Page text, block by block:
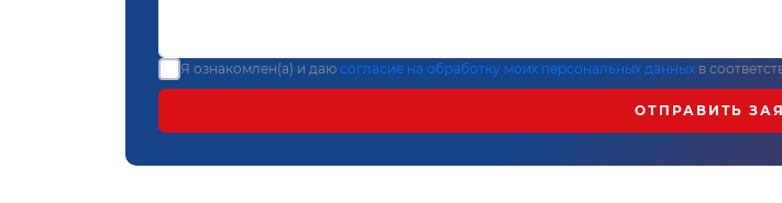
Я ознакомлен(а) и даю согласие на обработку моих персональных данных в
ОТПРАВИТЬ